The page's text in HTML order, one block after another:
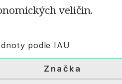
veličin.
podle IAU
Značka